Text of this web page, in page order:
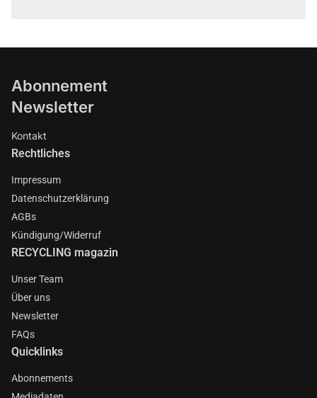
Abonnement
Newsletter
Kontakt
Rechtliches
Impressum
Datenschutzerklärung
AGBs
Kündigung/Widerruf
RECYCLING magazin
Unser Team
Über uns
Newsletter
FAQs
Quicklinks
Abonnements